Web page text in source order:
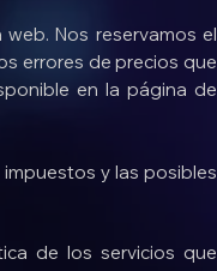
Nos reservamos el
errores de precios que
en la página de
y las posibles
de los servicios que